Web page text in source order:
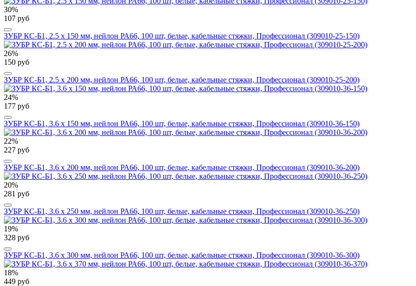
30%
107 руб
ЗУБР КС-Б1, 2.5 x 150 мм, нейлон РА66, 100 шт, белые, кабельные стяжки, Профессионал (309010-25-150)
26%
150 руб
ЗУБР КС-Б1, 2.5 x 200 мм, нейлон РА66, 100 шт, белые, кабельные стяжки, Профессионал (309010-25-200)
24%
177 руб
ЗУБР КС-Б1, 3.6 x 150 мм, нейлон РА66, 100 шт, белые, кабельные стяжки, Профессионал (309010-36-150)
22%
227 руб
ЗУБР КС-Б1, 3.6 x 200 мм, нейлон РА66, 100 шт, белые, кабельные стяжки, Профессионал (309010-36-200)
20%
281 руб
ЗУБР КС-Б1, 3.6 x 250 мм, нейлон РА66, 100 шт, белые, кабельные стяжки, Профессионал (309010-36-250)
19%
328 руб
ЗУБР КС-Б1, 3.6 x 300 мм, нейлон РА66, 100 шт, белые, кабельные стяжки, Профессионал (309010-36-300)
18%
449 руб